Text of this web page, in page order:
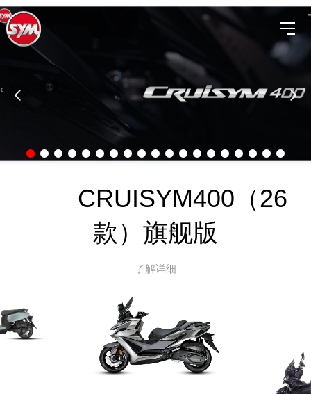
CRUISYM400（26
款）旗舰版
了解详细